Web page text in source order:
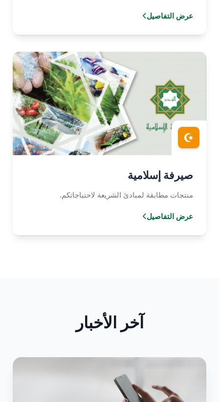
عرض التفاصيل
صيرفة إسلامية
منتجات مطابقة لمبادئ الشريعة لاحتياجاتكم.
عرض التفاصيل
آخر الأخبار